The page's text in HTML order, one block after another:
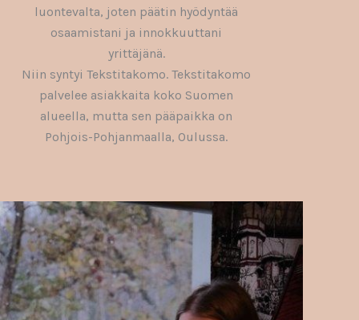
luontevalta, joten päätin hyödyntää
osaamistani ja innokkuuttani
yrittäjänä.
Niin syntyi Tekstitakomo. Tekstitakomo
palvelee asiakkaita koko Suomen
alueella, mutta sen pääpaikka on
Pohjois-Pohjanmaalla, Oulussa.